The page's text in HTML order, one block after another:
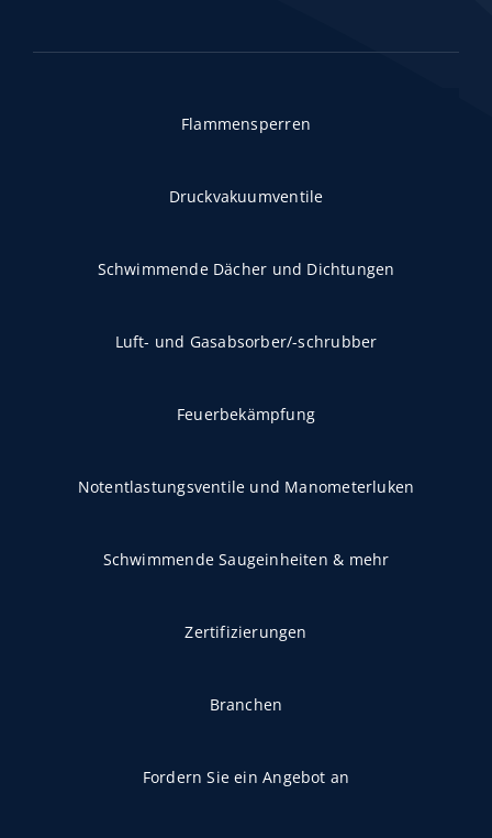
Flammensperren
Druckvakuumventile
Schwimmende Dächer und Dichtungen
Luft- und Gasabsorber/-schrubber
Feuerbekämpfung
Notentlastungsventile und Manometerluken
Schwimmende Saugeinheiten & mehr
Zertifizierungen
Branchen
Fordern Sie ein Angebot an